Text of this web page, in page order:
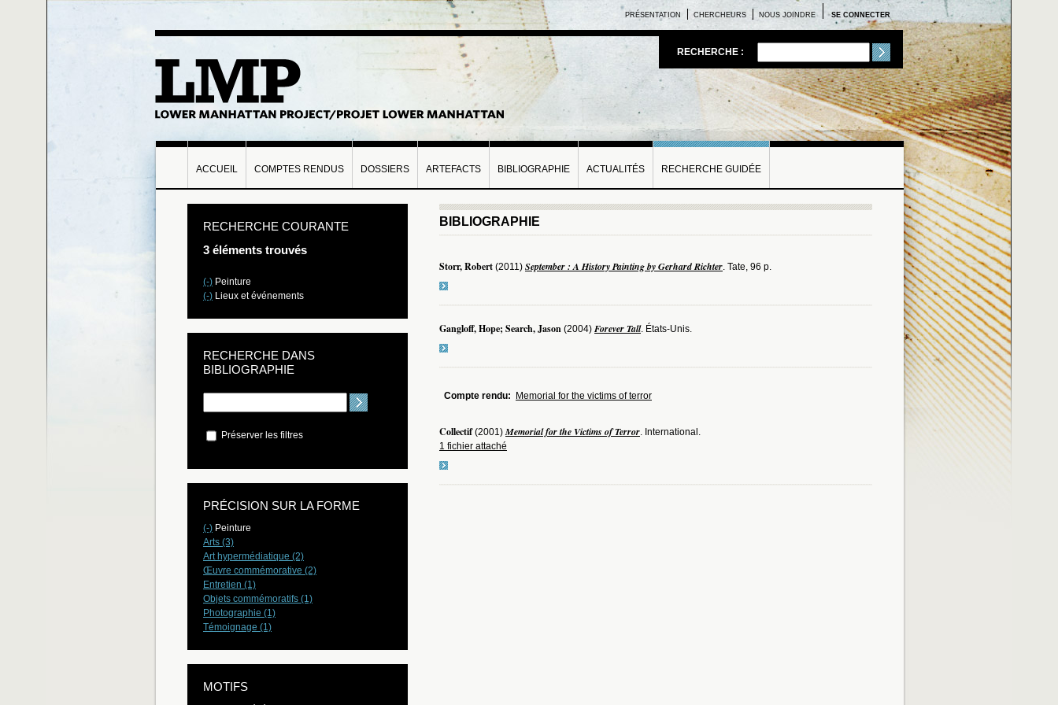
SE CONNECTER
PRÉSENTATION CHERCHEURS NOUS JOINDRE
RECHERCHE :
ACCUEIL COMPTES RENDUS DOSSIERS ARTEFACTS BIBLIOGRAPHIE ACTUALITÉS RECHERCHE GUIDÉE
BIBLIOGRAPHIE
Storr, Robert (2011) September : A History Painting by Gerhard Richter. Tate, 96 p.
Gangloff, Hope; Search, Jason (2004) Forever Tall. États-Unis.
Compte rendu: Memorial for the victims of terror
Collectif(2001)Memorial for the Victims of Terror. International.
1 fichier attaché
RECHERCHE COURANTE
3 éléments trouvés
(-) Peinture
(-) Lieux et événements
RECHERCHE DANS
BIBLIOGRAPHIE
Préserver les filtres
PRÉCISION SUR LA FORME
(-) Peinture
Arts (3)
Art hypermédiatique (2)
Œuvre commémorative (2)
Entretien (1)
Objets commémoratifs (1)
Photographie (1)
Témoignage (1)
MOTIFS